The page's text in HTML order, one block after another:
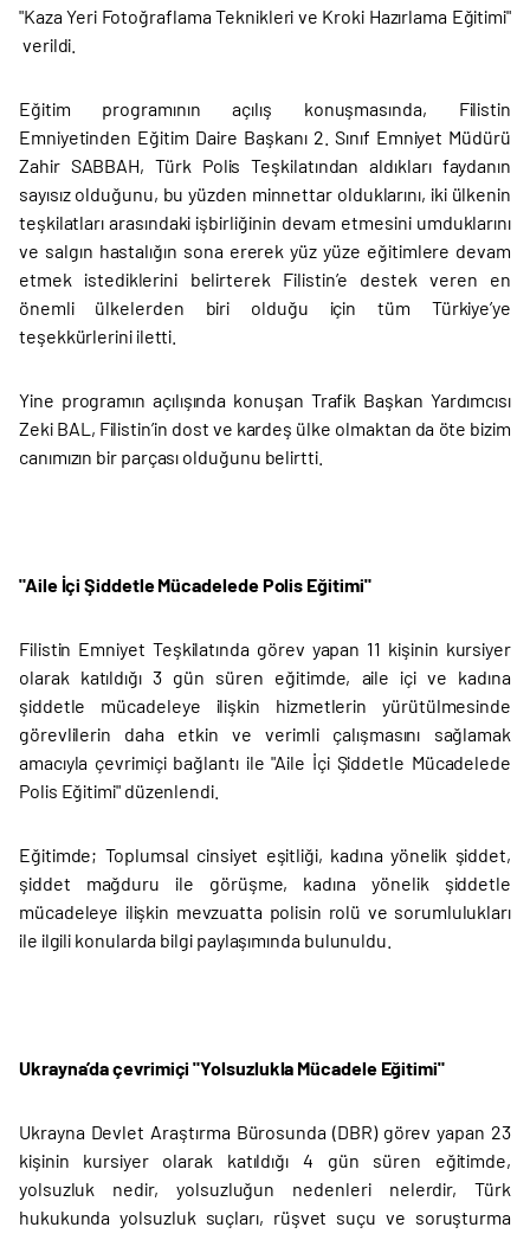
"Kaza Yeri Fotoğraflama Teknikleri ve Kroki Hazırlama Eğitimi"
verildi.
Eğitim programının açılış konuşmasında, Filistin
Emniyetinden Eğitim Daire Başkanı 2. Sınıf Emniyet Müdürü
Zahir SABBAH, Türk Polis Teşkilatından aldıkları faydanın
sayısız olduğunu, bu yüzden minnettar olduklarını, iki ülkenin
teşkilatları arasındaki işbirliğinin devam etmesini umduklarını
ve salgın hastalığın sona ererek yüz yüze eğitimlere devam
etmek istediklerini belirterek Filistin’e destek veren en
önemli ülkelerden biri olduğu için tüm Türkiye’ye
teşekkürlerini iletti.
Yine programın açılışında konuşan Trafik Başkan Yardımcısı
Zeki BAL, Filistin’in dost ve kardeş ülke olmaktan da öte bizim
canımızın bir parçası olduğunu belirtti.
"Aile İçi Şiddetle Mücadelede Polis Eğitimi"
Filistin Emniyet Teşkilatında görev yapan 11 kişinin kursiyer
olarak katıldığı 3 gün süren eğitimde, aile içi ve kadına
şiddetle mücadeleye ilişkin hizmetlerin yürütülmesinde
görevlilerin daha etkin ve verimli çalışmasını sağlamak
amacıyla çevrimiçi bağlantı ile "Aile İçi Şiddetle Mücadelede
Polis Eğitimi" düzenlendi.
Eğitimde; Toplumsal cinsiyet eşitliği, kadına yönelik şiddet,
şiddet mağduru ile görüşme, kadına yönelik şiddetle
mücadeleye ilişkin mevzuatta polisin rolü ve sorumlulukları
ile ilgili konularda bilgi paylaşımında bulunuldu.
Ukrayna’da çevrimiçi "Yolsuzlukla Mücadele Eğitimi"
Ukrayna Devlet Araştırma Bürosunda (DBR) görev yapan 23
kişinin kursiyer olarak katıldığı 4 gün süren eğitimde,
yolsuzluk nedir, yolsuzluğun nedenleri nelerdir, Türk
hukukunda yolsuzluk suçları, rüşvet suçu ve soruşturma